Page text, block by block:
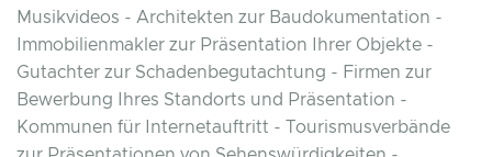
Musikvideos - Architekten zur Baudokumentation -
Immobilienmakler zur Präsentation Ihrer Objekte -
Gutachter zur Schadenbegutachtung - Firmen zur
Bewerbung Ihres Standorts und Präsentation -
Kommunen für Internetauftritt - Tourismusverbände